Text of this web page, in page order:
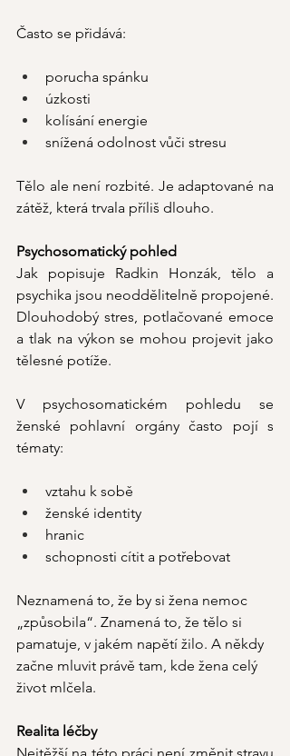
Často se přidává:
porucha spánku
úzkosti
kolísání energie
snížená odolnost vůči stresu
Tělo ale není rozbité. Je adaptované na
zátěž, která trvala příliš dlouho.
Psychosomatický pohled
Jak popisuje Radkin Honzák, tělo a
psychika jsou neoddělitelně propojené.
Dlouhodobý stres, potlačované emoce
a tlak na výkon se mohou projevit jako
tělesné potíže.
V psychosomatickém pohledu se
ženské pohlavní orgány často pojí s
tématy:
vztahu k sobě
ženské identity
hranic
schopnosti cítit a potřebovat
Neznamená to, že by si žena nemoc
„způsobila“. Znamená to, že tělo si
pamatuje, v jakém napětí žilo. A někdy
začne mluvit právě tam, kde žena celý
život mlčela.
Realita léčby
Nejtěžší na této práci není změnit stravu